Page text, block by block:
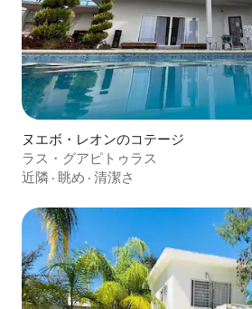
ヌエボ・レオンのコテージ
ラス・グアピトゥラス
近隣 · 眺め · 清潔さ